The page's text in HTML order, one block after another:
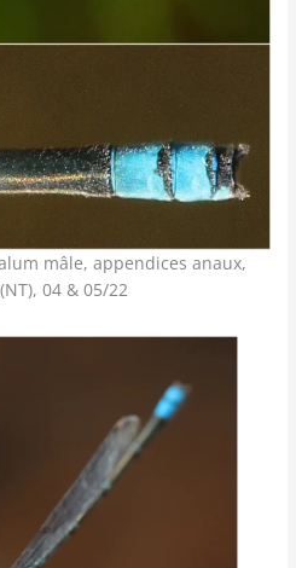
mâle, appendices anaux,
04 & 05/22